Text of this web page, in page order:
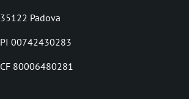
u
m
b
35122 Padova
PI 00742430283
CF 80006480281